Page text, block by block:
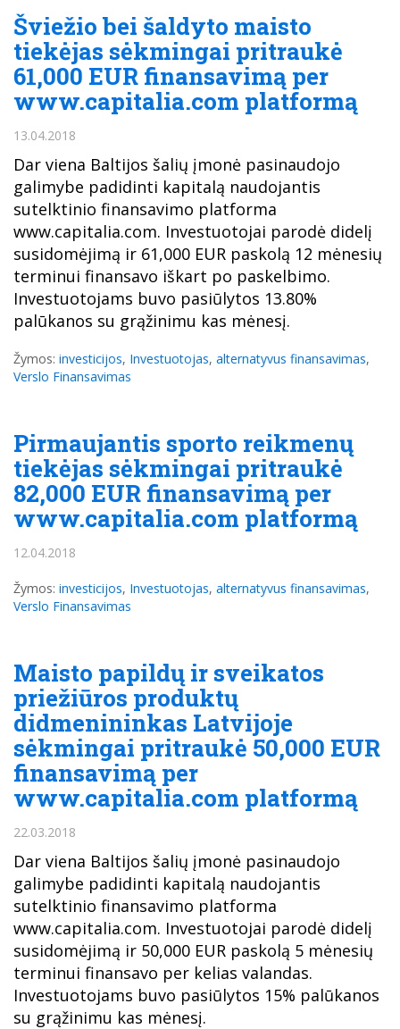
Šviežio bei šaldyto maisto
tiekėjas sėkmingai pritraukė
61,000 EUR finansavimą per
www.capitalia.com platformą
13.04.2018
Dar viena Baltijos šalių įmonė pasinaudojo
galimybe padidinti kapitalą naudojantis
sutelktinio finansavimo platforma
www.capitalia.com. Investuotojai parodė didelį
susidomėjimą ir 61,000 EUR paskolą 12 mėnesių
terminui finansavo iškart po paskelbimo.
Investuotojams buvo pasiūlytos 13.80%
palūkanos su grąžinimu kas mėnesį.
Žymos: investicijos, Investuotojas, alternatyvus finansavimas,
Verslo Finansavimas
Pirmaujantis sporto reikmenų
tiekėjas sėkmingai pritraukė
82,000 EUR finansavimą per
www.capitalia.com platformą
12.04.2018
Žymos: investicijos, Investuotojas, alternatyvus finansavimas,
Verslo Finansavimas
Maisto papildų ir sveikatos
priežiūros produktų
didmenininkas Latvijoje
sėkmingai pritraukė 50,000 EUR
finansavimą per
www.capitalia.com platformą
22.03.2018
Dar viena Baltijos šalių įmonė pasinaudojo
galimybe padidinti kapitalą naudojantis
sutelktinio finansavimo platforma
www.capitalia.com. Investuotojai parodė didelį
susidomėjimą ir 50,000 EUR paskolą 5 mėnesių
terminui finansavo per kelias valandas.
Investuotojams buvo pasiūlytos 15% palūkanos
su grąžinimu kas mėnesį.